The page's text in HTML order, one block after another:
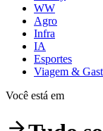
WW
Agro
Infra
IA
Esportes
Viagem &
Você está em